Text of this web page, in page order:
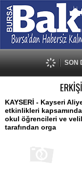
SON
KAYSERİ - Kayseri
etkinlikleri
okul öğrencileri ve
tarafından orga